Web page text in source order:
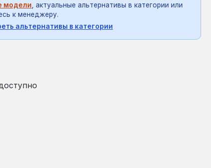
модели , актуальные альтернативы в категории или
к менеджеру.
альтернативы в категории